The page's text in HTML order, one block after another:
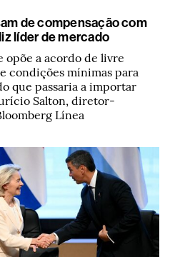
de compensação com
líder de mercado
opõe a acordo de livre
condições mínimas para
que passaria a importar
Salton, diretor-
Línea